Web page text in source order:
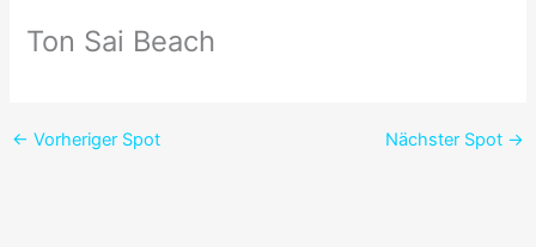
Ton Sai Beach
← Vorheriger Spot Nächster Spot →